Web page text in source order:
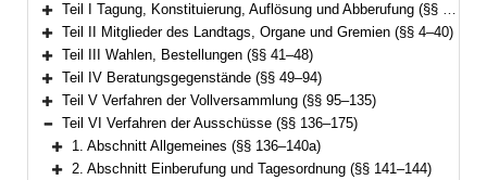
Bereich erweitern
Teil I Tagung, Konstituierung, Auflösung und Abberufung (§§ 1–3)
Bereich erweitern
Teil II Mitglieder des Landtags, Organe und Gremien (§§ 4–40)
Bereich erweitern
Teil III Wahlen, Bestellungen (§§ 41–48)
Bereich erweitern
Teil IV Beratungsgegenstände (§§ 49–94)
Bereich erweitern
Teil V Verfahren der Vollversammlung (§§ 95–135)
Bereich reduzieren
Teil VI Verfahren der Ausschüsse (§§ 136–175)
Bereich erweitern
1. Abschnitt Allgemeines (§§ 136–140a)
2. Abschnitt Einberufung und Tagesordnung (§§ 141–144)